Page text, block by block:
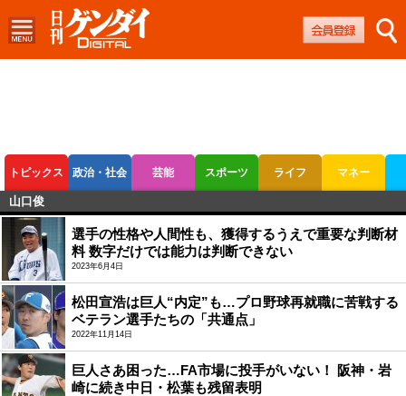
トピックス 政治・社会 芸能 スポーツ ライフ マネー
ボートレース
山口俊
選手の性格や人間性も、獲得するうえで重要な判断材
料 数字だけでは能力は判断できない
2023年6月4日
松田宣浩は巨人“内定”も…プロ野球再就職に苦戦する
ベテラン選手たちの「共通点」
2022年11月14日
巨人さあ困った…FA市場に投手がいない！ 阪神・岩
崎に続き中日・松葉も残留表明